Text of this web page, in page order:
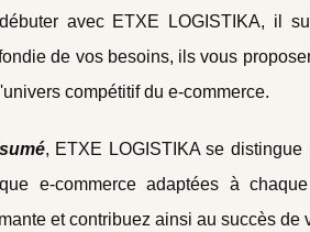
avec ETXE LOGISTIKA, il
de vos besoins, ils vous
compétitif du e-commerce.
, ETXE LOGISTIKA se
e-commerce adaptées à
et contribuez ainsi au succès de